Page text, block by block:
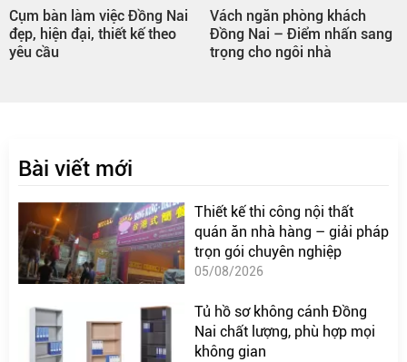
Nai
theo
Vách ngăn phòng khách
Đồng Nai – Điểm nhấn sang
Tủ quần áo kết hợp
việc Đồng Nai –
tiết kiệm diện tích
Bài viết mới
Thiết kế thi công nội thất
quán ăn nhà hàng – giải pháp
trọn gói chuyên nghiệp
05/08/2026
Tủ hồ sơ không cánh Đồng
Nai chất lượng, phù hợp mọi
không gian